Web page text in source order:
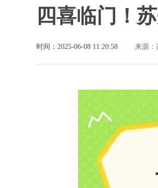
四喜临门！
时间：2025-06-08 11:20:58 来源：